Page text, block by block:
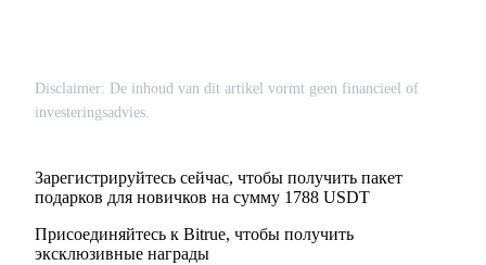
BTC Welcome Rewards
Disclaimer: De inhoud van dit artikel vormt geen financieel of
investeringsadvies.
Зарегистрируйтесь сейчас, чтобы получить пакет
подарков для новичков на сумму 1788 USDT
Присоединяйтесь к Bitrue, чтобы получить
эксклюзивные награды